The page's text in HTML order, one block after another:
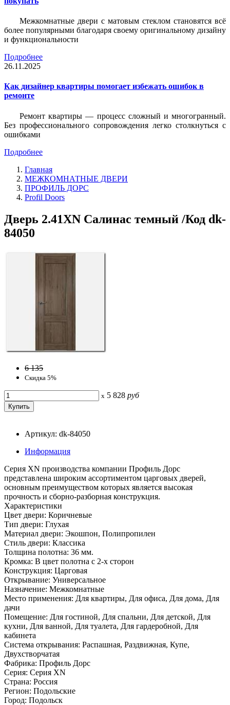
Межкомнатные двери с матовым стеклом становятся всё
более популярными благодаря своему оригинальному дизайну
и функциональности
Подробнее
26.11.2025
Как дизайнер квартиры помогает избежать ошибок в
ремонте
Ремонт квартиры — процесс сложный и многогранный.
Без профессионального сопровождения легко столкнуться с
ошибками
Подробнее
Главная
МЕЖКОМНАТНЫЕ ДВЕРИ
ПРОФИЛЬ ДОРС
Profil Doors
Дверь 2.41ХN Салинас темный /Код dk-
84050
6 135
Скидка 5%
x 5 828 руб
Артикул: dk-84050
Информация
Серия ХN производства компании Профиль Дорс
представлена широким ассортиментом царговых дверей,
основным преимуществом которых является высокая
прочность и сборно-разборная конструкция.
Характеристики
Цвет двери: Коричневые
Тип двери: Глухая
Материал двери: Экошпон, Полипропилен
Стиль двери: Классика
Толщина полотна: 36 мм.
Кромка: В цвет полотна с 2-х сторон
Конструкция: Царговая
Открывание: Универсальное
Назначение: Межкомнатные
Место применения: Для квартиры, Для офиса, Для дома, Для
дачи
Помещение: Для гостиной, Для спальни, Для детской, Для
кухни, Для ванной, Для туалета, Для гардеробной, Для
кабинета
Система открывания: Распашная, Раздвижная, Купе,
Двухстворчатая
Фабрика: Профиль Дорс
Серия: Серия XN
Страна: Россия
Регион: Подольские
Город: Подольск